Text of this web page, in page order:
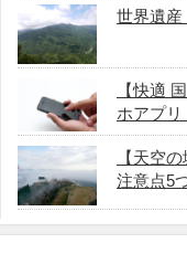
世界遺
【快適
ホアプ
【天空
注意点5